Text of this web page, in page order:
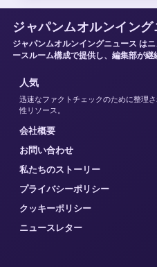
ジャパンムオルンイング
ジャパンムオルンイングニュース は
ースルーム構成で提供し、編集部が継
人気
迅速なファクトチェックのために整理
性リソース。
会社概要
お問い合わせ
私たちのストーリー
プライバシーポリシー
クッキーポリシー
ニュースレター